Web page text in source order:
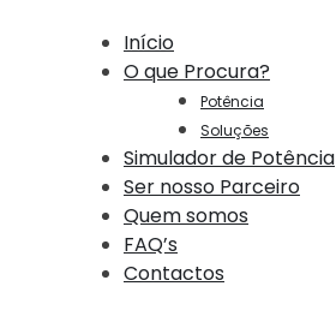
Início
O que Procura?
Potência
Soluções
Simulador de Potência
Ser nosso Parceiro
Quem somos
FAQ’s
Contactos